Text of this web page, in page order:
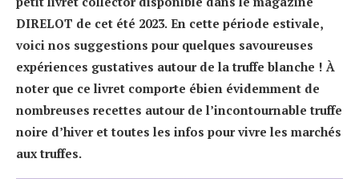
DIRELOT de cet été 2023. En cette période estivale,
voici nos suggestions pour quelques savoureuses
expériences gustatives autour de la truffe blanche ! À
noter que ce livret comporte ébien évidemment de
nombreuses recettes autour de l’incontournable truffe
noire d’hiver et toutes les infos pour vivre les marchés
aux truffes.